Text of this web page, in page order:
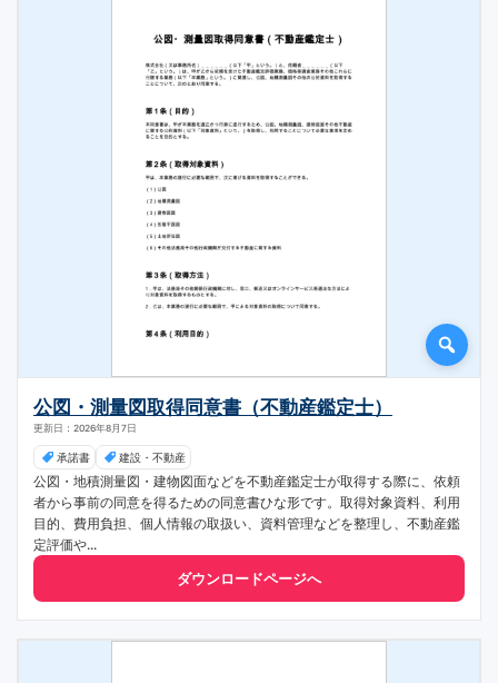
公図・測量図取得同意書（不動産鑑定士）
更新日：2026年8月7日
承諾書 建設・不動産
公図・地積測量図・建物図面などを不動産鑑定士が取得する際に、依頼
者から事前の同意を得るための同意書ひな形です。取得対象資料、利用
目的、費用負担、個人情報の取扱い、資料管理などを整理し、不動産鑑
定評価や...
ダウンロードページへ